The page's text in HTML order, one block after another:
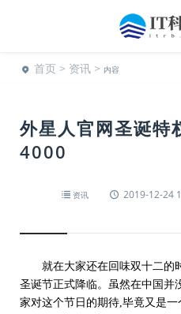
首页 > 资讯 > 内容
外星人官网圣诞特
4000
资讯 2019-12-24
就在大家还在回味双十二
圣诞节正式降临。虽然在中国并
家对这个节日的期待,毕竟又是